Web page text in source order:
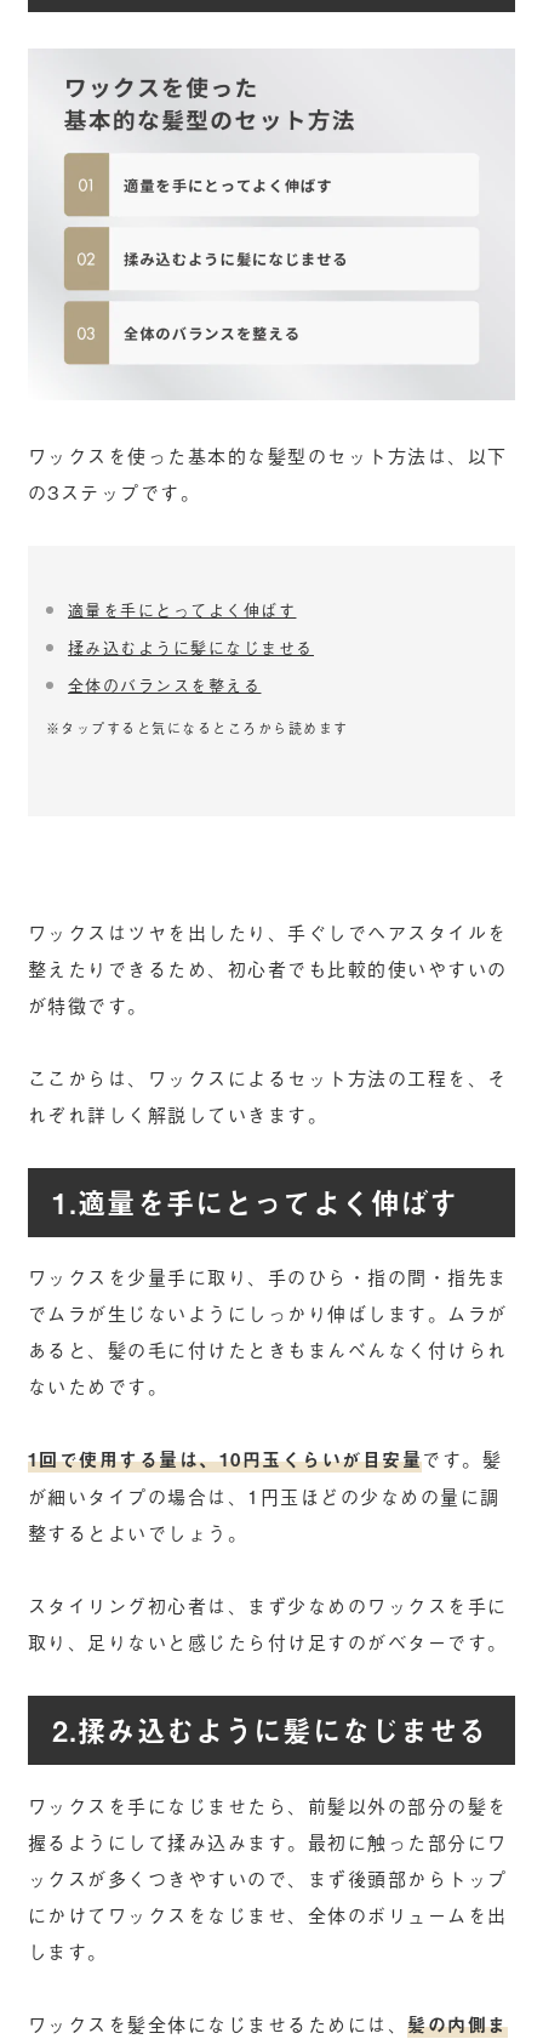
ワックスを使った基本的な髪型のセット方法は、以下
の3ステップです。
適量を手にとってよく伸ばす
揉み込むように髪になじませる
全体のバランスを整える
※タップすると気になるところから読めます
ワックスはツヤを出したり、手ぐしでヘアスタイルを
整えたりできるため、初心者でも比較的使いやすいの
が特徴です。
ここからは、ワックスによるセット方法の工程を、そ
れぞれ詳しく解説していきます。
1.適量を手にとってよく伸ばす
ワックスを少量手に取り、手のひら・指の間・指先ま
でムラが生じないようにしっかり伸ばします。ムラが
あると、髪の毛に付けたときもまんべんなく付けられ
ないためです。
1回で使用する量は、10円玉くらいが目安量です。髪
が細いタイプの場合は、1円玉ほどの少なめの量に調
整するとよいでしょう。
スタイリング初心者は、まず少なめのワックスを手に
取り、足りないと感じたら付け足すのがベターです。
2.揉み込むように髪になじませる
ワックスを手になじませたら、前髪以外の部分の髪を
握るようにして揉み込みます。最初に触った部分にワ
ックスが多くつきやすいので、まず後頭部からトップ
にかけてワックスをなじませ、全体のボリュームを出
します。
ワックスを髪全体になじませるためには、髪の内側ま